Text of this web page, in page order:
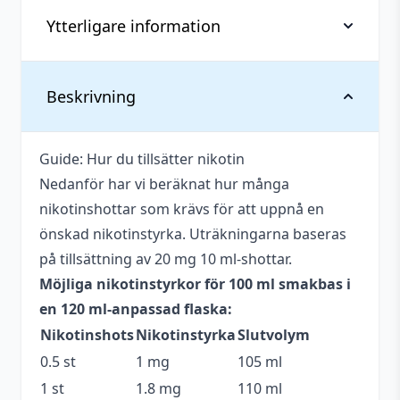
Beskrivning
Guide: Hur du tillsätter nikotin
Nedanför har vi beräknat hur många
nikotinshottar som krävs för att uppnå en
önskad nikotinstyrka. Uträkningarna baseras
på tillsättning av 20 mg 10 ml-shottar.
Möjliga nikotinstyrkor för 100 ml smakbas i
en 120 ml-anpassad flaska:
NikotinshotsNikotinstyrkaSlutvolym
0.5 st
1 mg
105 ml
1 st
1.8 mg 110 ml
Ytterligare information
Vikt
Anpassad för
nikotinstyrka
Antal ml
100 ml
Beskrivande
Fruktig Kryddig
Tobak
Blandning
70VG / 30PG
Flaskstorlek
120 ml
Innehåller
cooling
Okänt
Smakprofil Äpple Kanel, Tobak